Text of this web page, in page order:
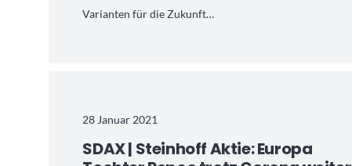
Varianten für die Zukunft…
28 Januar 2021
SDAX | Steinhoff Aktie: Europa